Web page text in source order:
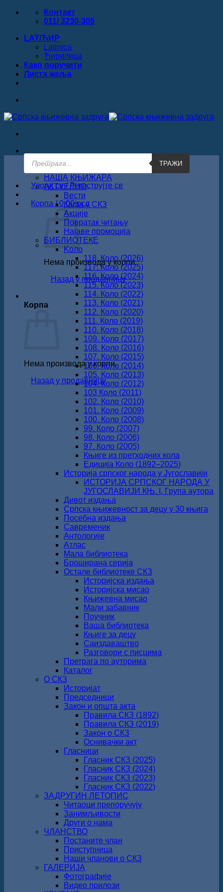
Прескочи
Контакт
011/ 3230-305
LAT/ЋИР
Latinica
Ћирилица
Како поручити
Листa жеља
Products
search
ТРАЖИ
Улогуј се / Региструјте се
Корпа /0.00рсд
Нема производа у корпи.
Назад у продавницу
Корпа
Нема производа у корпи.
Назад у продавницу
ПОЧЕТНА
НАША КЊИЖАРА
АКТУЕЛНО
Вести
Кафа у СКЗ
Акције
Повратак читању
Најаве промоција
БИБЛИОТЕКЕ
Koло
118. Коло (2026)
117. Коло (2025)
116. Коло (2024)
115. Коло (2023)
114. Коло (2022)
113. Коло (2021)
112. Коло (2020)
111. Коло (2019)
110. Коло (2018)
109. Коло (2017)
108. Коло (2016)
107. Коло (2015)
106. Коло (2014)
105. Коло (2013)
104. Коло (2012)
103 Коло (2011)
102. Коло (2010)
101. Коло (2009)
100. Коло (2008)
99. Коло (2007)
98. Коло (2006)
97. Коло (2005)
Књиге из претходних кола
Едиција Коло (1892‒2025)
Историја српског народа у Југославији
ИСТОРИЈА СРПСКОГ НАРОДА У
ЈУГОСЛАВИЈИ КЊ. I, Група аутора
Дивот издања
Српска књижевност за децу у 30 књига
Посебна издања
Савременик
Антологије
Атлас
Мала библиотека
Броширана серија
Остале библиотеке СКЗ
Историјска издања
Историјска мисао
Књижевна мисао
Мали забавник
Поучник
Ваша библиотека
Књиге за децу
Саиздаваштво
Разговори с писцима
Претрага по ауторима
Каталог
О СКЗ
Историјат
Председници
Закон и општа акта
Правила СКЗ (1892)
Правила СКЗ (2019)
Закон о СКЗ
Оснивачки акт
Гласници
Гласник СКЗ (2025)
Гласник СКЗ (2024)
Гласник СКЗ (2023)
Гласник СКЗ (2022)
ЗАДРУГИН ЛЕТОПИС
Читаоци препоручују
Занимљивости
Други о нама
ЧЛАНСТВО
Постаните члан
Приступница
Наши чланови о СКЗ
ГАЛЕРИЈА
Фотографије
Видео прилози